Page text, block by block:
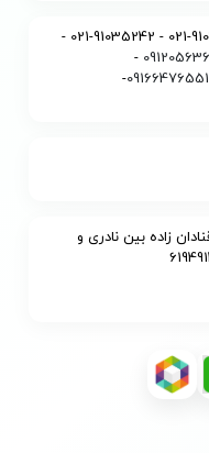
تلفن : تماس - با - پشتیبانی: - 91031882-021 - 91035242-021 -
-
09166476551
-
زاده بین نادری و